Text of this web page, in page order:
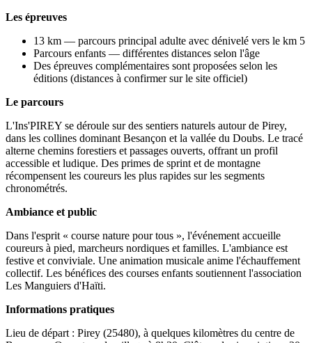
Les épreuves
13 km — parcours principal adulte avec dénivelé vers le km 5
Parcours enfants — différentes distances selon l'âge
Des épreuves complémentaires sont proposées selon les
éditions (distances à confirmer sur le site officiel)
Le parcours
L'Ins'PIREY se déroule sur des sentiers naturels autour de Pirey,
dans les collines dominant Besançon et la vallée du Doubs. Le tracé
alterne chemins forestiers et passages ouverts, offrant un profil
accessible et ludique. Des primes de sprint et de montagne
récompensent les coureurs les plus rapides sur les segments
chronométrés.
Ambiance et public
Dans l'esprit « course nature pour tous », l'événement accueille
coureurs à pied, marcheurs nordiques et familles. L'ambiance est
festive et conviviale. Une animation musicale anime l'échauffement
collectif. Les bénéfices des courses enfants soutiennent l'association
Les Manguiers d'Haïti.
Informations pratiques
Lieu de départ : Pirey (25480), à quelques kilomètres du centre de